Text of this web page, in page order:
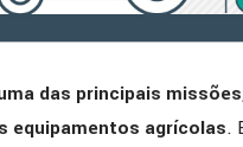
das principais
equipamentos agrícolas.